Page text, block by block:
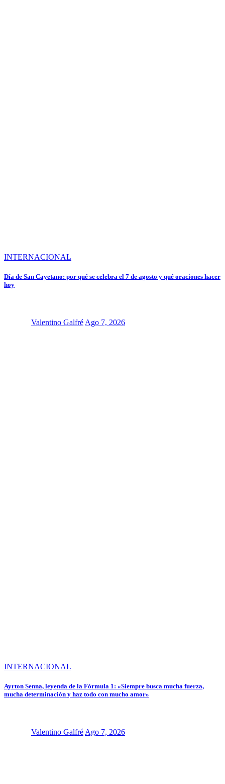
INTERNACIONAL
Día de San Cayetano: por qué se celebra el 7 de agosto y qué oraciones hacer
hoy
Valentino Galfré Ago 7, 2026
INTERNACIONAL
Ayrton Senna, leyenda de la Fórmula 1: «Siempre busca mucha fuerza,
mucha determinación y haz todo con mucho amor»
Valentino GalfréAgo 7, 2026